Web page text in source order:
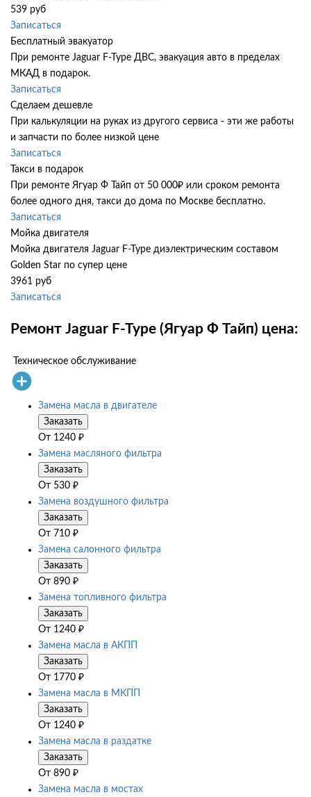
539 руб
Записаться
Бесплатный эвакуатор
При ремонте Jaguar F-Type ДВС, эвакуация авто в пределах
МКАД в подарок.
Записаться
Сделаем дешевле
При калькуляции на руках из другого сервиса - эти же работы
и запчасти по более низкой цене
Записаться
Такси в подарок
При ремонте Ягуар Ф Тайп от 50 000₽ или сроком ремонта
более одного дня, такси до дома по Москве бесплатно.
Записаться
Мойка двигателя
Мойка двигателя Jaguar F-Type диэлектрическим составом
Golden Star по супер цене
3961 руб
Записаться
Ремонт Jaguar F-Type (Ягуар Ф Тайп) цена:
Техническое обслуживание
Замена масла в двигателе
Заказать
От 1240 ₽
Замена масляного фильтра
Заказать
От 530 ₽
Замена воздушного фильтра
Заказать
От 710 ₽
Замена салонного фильтра
Заказать
От 890 ₽
Замена топливного фильтра
Заказать
От 1240 ₽
Замена масла в АКПП
Заказать
От 1770 ₽
Замена масла в МКПП
Заказать
От 1240 ₽
Замена масла в раздатке
Заказать
От 890 ₽
Замена масла в мостах